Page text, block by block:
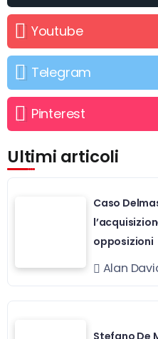
Youtube
Telegram
Pinterest
Ultimi articoli
Caso
opposizioni
Alan
Stefano De